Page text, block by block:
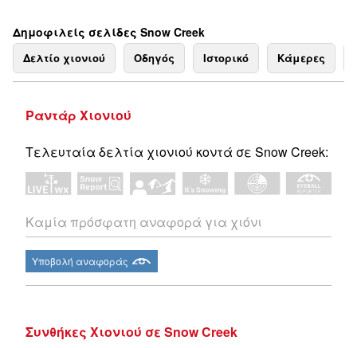
Δημοφιλείς σελίδες Snow Creek
Δελτίο χιονιού Οδηγός Ιστορικό Κάμερες
Ραντάρ Χιονιού
Τελευταία δελτία χιονιού κοντά σε Snow Creek:
Καμία πρόσφατη αναφορά για χιόνι
Υποβολή αναφοράς
Συνθήκες Χιονιού σε Snow Creek